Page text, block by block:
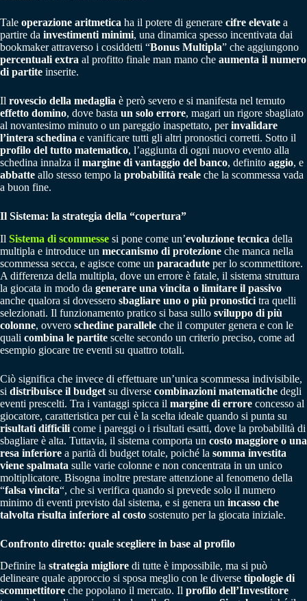
Tale operazione aritmetica ha il potere di generare cifre elevate a
partire da investimenti minimi, una dinamica spesso incentivata dai
bookmaker attraverso i cosiddetti “Bonus Multipla” che aggiungono
percentuali extra al profitto finale man mano che aumenta il numero
di partite inserite.
Il rovescio della medaglia è però severo e si manifesta nel temuto
effetto domino, dove basta un solo errore, magari un rigore sbagliato
al novantesimo minuto o un pareggio inaspettato, perinvalidare
l’intera schedina e vanificare tutti gli altri pronostici corretti. Sotto il
profilo del tutto matematico, l’aggiunta di ogni nuovo evento alla
schedina innalza il margine di vantaggio del banco, definito aggio, e
abbatte allo stesso tempo la probabilità reale che la scommessa vada
a buon fine.
Il Sistema: la strategia della “copertura”
Il Sistema di scommesse si pone come un’evoluzione tecnica della
multipla e introduce un meccanismo di protezione che manca nella
scommessa secca, e agisce come un paracadute per lo scommettitore.
A differenza della multipla, dove un errore è fatale, il sistema struttura
la giocata in modo da generare una vincita o limitare il passivo
anche qualora si dovessero sbagliare uno o più pronostici tra quelli
selezionati. Il funzionamento pratico si basa sullo sviluppo di più
colonne, ovvero schedine parallele che il computer genera e con le
quali combina le partite scelte secondo un criterio preciso, come ad
esempio giocare tre eventi su quattro totali.
Ciò significa che invece di effettuare un’unica scommessa indivisibile,
si distribuisce il budget su diverse combinazioni matematiche degli
eventi prescelti. Tra i vantaggi spicca il margine di errore concesso al
giocatore, caratteristica per cui è la scelta ideale quando si punta su
risultati difficili come i pareggi o i risultati esatti, dove la probabilità di
sbagliare è alta. Tuttavia, il sistema comporta un costo maggiore o una
resa inferiore a parità di budget totale, poiché la somma investita
viene spalmata sulle varie colonne e non concentrata in un unico
moltiplicatore. Bisogna inoltre prestare attenzione al fenomeno della
“falsa vincita“, che si verifica quando si prevede solo il numero
minimo di eventi previsto dal sistema, e si genera un incasso che
talvolta risulta inferiore al costo sostenuto per la giocata iniziale.
Confronto diretto: quale scegliere in base al profilo
Definire la strategia migliore di tutte è impossibile, ma si può
delineare quale approccio si sposa meglio con le diverse tipologie di
scommettitore che popolano il mercato. Il profilo dell’Investitore